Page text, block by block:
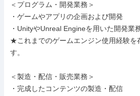
＜プログラム・開発業務＞
・ゲームやアプリの企画および開発
・UnityやUnreal Engineを用いた開発業
★これまでのゲームエンジン使用経験を
す。
＜製造・配信・販売業務＞
・完成したコンテンツの製造・配信